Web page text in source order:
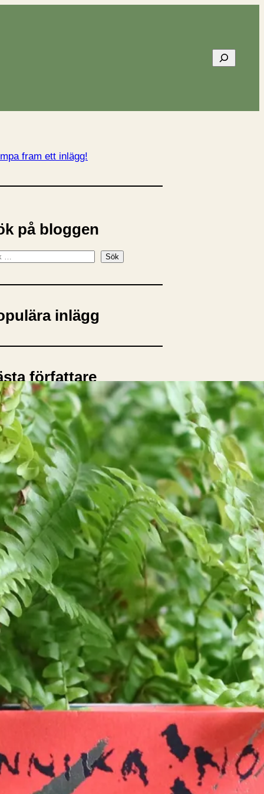
Sök
fram ett inlägg!
på bloggen
Sök
inlägg
författare
ämnen
Biografi Blogga Bokcirkel
Deckare E-böcker Fakta
Filmatiseringar Framsidor
Historia Illustrerat Klass
Kvinnors liv Kärlek
Läsa Mord Nobelpriset
Nyutkommet Personligt Poesi
& samhälle Prisbelönt
Relationer
Storbritannien Summeringar
Tonår Ungdomsböcker
USA Utläst Vill läsa